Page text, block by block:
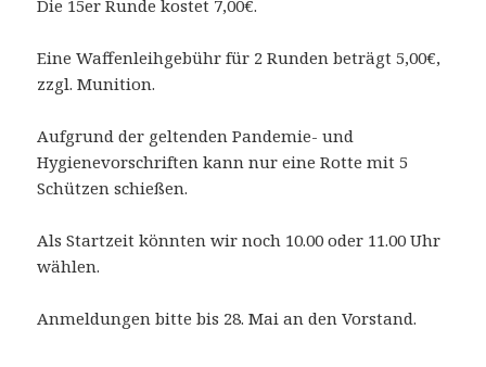
Die 15er Runde kostet 7,00€.
Eine Waffenleihgebühr für 2 Runden beträgt 5,00€,
zzgl. Munition.
Aufgrund der geltenden Pandemie- und
Hygienevorschriften kann nur eine Rotte mit 5
Schützen schießen.
Als Startzeit könnten wir noch 10.00 oder 11.00 Uhr
wählen.
Anmeldungen bitte bis 28. Mai an den Vorstand.